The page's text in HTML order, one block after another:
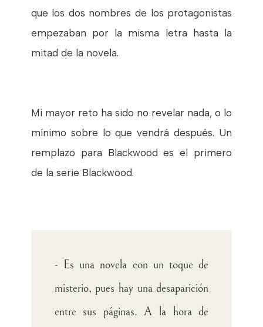
que los dos nombres de los protagonistas
empezaban por la misma letra hasta la
mitad de la novela.
Mi mayor reto ha sido no revelar nada, o lo
mínimo sobre lo que vendrá después. Un
remplazo para Blackwood es el primero
de la serie Blackwood.
- Es una novela con un toque de
misterio, pues hay una desaparición
entre sus páginas. A la hora de